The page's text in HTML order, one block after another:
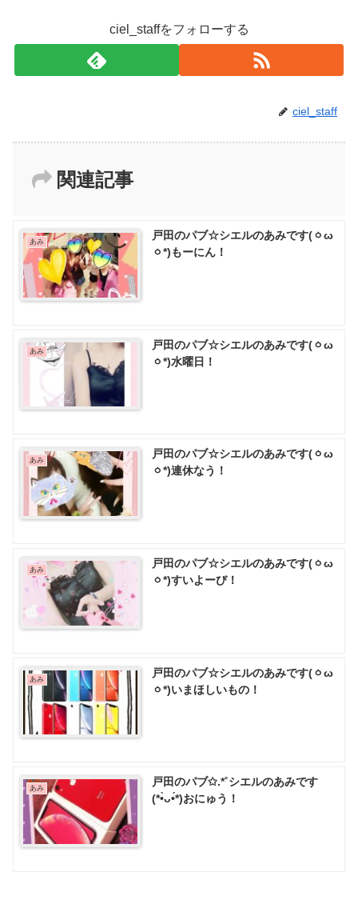
ciel_staffをフォローする
ciel_staff
関連記事
あみ
戸田のパブ☆シエルのあみです(ㆁω
ㆁ*)もーにん！
あみ
戸田のパブ☆シエルのあみです(ㆁω
ㆁ*)水曜日！
あみ
戸田のパブ☆シエルのあみです(ㆁω
ㆁ*)連休なう！
あみ
戸田のパブ☆シエルのあみです(ㆁω
ㆁ*)すいよーび！
あみ
戸田のパブ☆シエルのあみです(ㆁω
ㆁ*)いまほしいもの！
あみ
戸田のパブ✩.*˚シエルのあみです
(*•̀ᴗ•́*)おにゅう！